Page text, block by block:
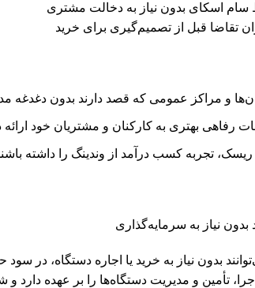
سام اسکای بدون نیاز به دخالت مشتری
تقاضا قبل از تصمیم‌گیری برای خرید
و مراکز عمومی که قصد دارند بدون دغدغه
رفاهی بهتری به کارکنان و مشتریان خود ارائه
ریسک، تجربه کسب درآمد از وندینگ را داشته
نیاز به سرمایه‌گذاری
بدون نیاز به خرید یا اجاره دستگاه،
تأمین و مدیریت دستگاه‌ها را بر عهده